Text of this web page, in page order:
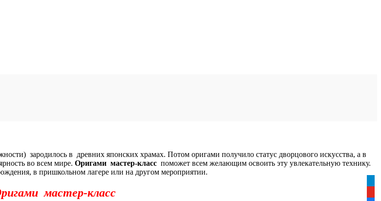
зародилось в древних японских храмах. Потом оригами получило статус дворцового искусства, а в
во всем мире. Оригами мастер-класс поможет всем желающим освоить эту увлекательную технику.
в пришкольном лагере или на другом мероприятии.
мастер-класс